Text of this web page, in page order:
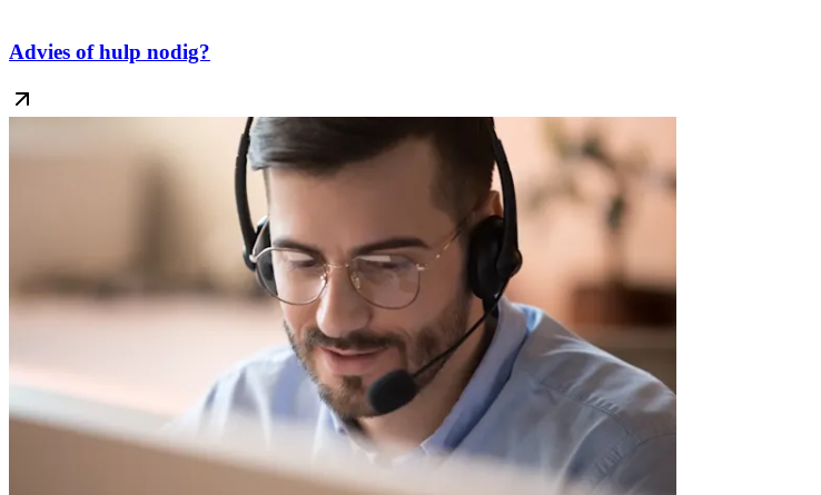
Advies of hulp nodig?